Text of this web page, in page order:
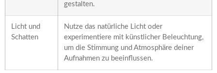
gestalten.
Licht und
Schatten
Nutze das natürliche Licht oder
experimentiere mit künstlicher Beleuchtung,
um die Stimmung und Atmosphäre deiner
Aufnahmen zu beeinflussen.